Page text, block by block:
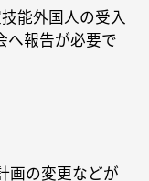
能外国人の受入
へ報告が必要で
画の変更などが